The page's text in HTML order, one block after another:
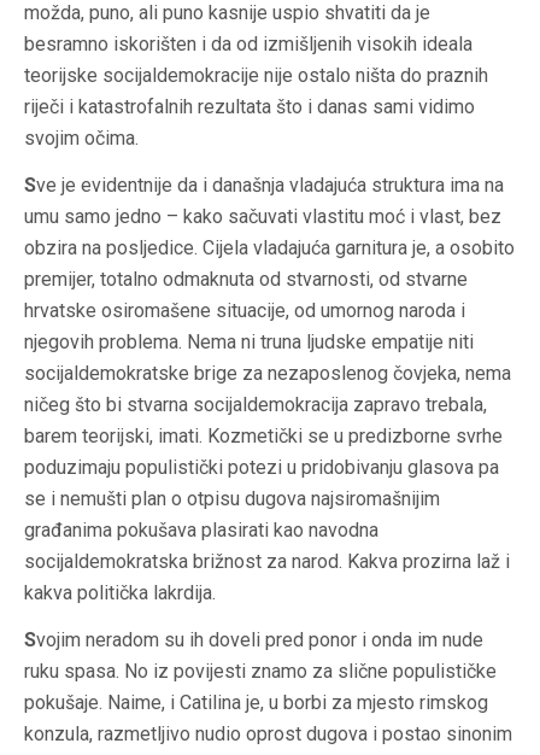
možda, puno, ali puno kasnije uspio shvatiti da je
besramno iskorišten i da od izmišljenih visokih ideala
teorijske socijaldemokracije nije ostalo ništa do praznih
riječi i katastrofalnih rezultata što i danas sami vidimo
svojim očima.
Sve je evidentnije da i današnja vladajuća struktura ima na
umu samo jedno – kako sačuvati vlastitu moć i vlast, bez
obzira na posljedice. Cijela vladajuća garnitura je, a osobito
premijer, totalno odmaknuta od stvarnosti, od stvarne
hrvatske osiromašene situacije, od umornog naroda i
njegovih problema. Nema ni truna ljudske empatije niti
socijaldemokratske brige za nezaposlenog čovjeka, nema
ničeg što bi stvarna socijaldemokracija zapravo trebala,
barem teorijski, imati. Kozmetički se u predizborne svrhe
poduzimaju populistički potezi u pridobivanju glasova pa
se i nemušti plan o otpisu dugova najsiromašnijim
građanima pokušava plasirati kao navodna
socijaldemokratska brižnost za narod. Kakva prozirna laž i
kakva politička lakrdija.
Svojim neradom su ih doveli pred ponor i onda im nude
ruku spasa. No iz povijesti znamo za slične populističke
pokušaje. Naime, i Catilina je, u borbi za mjesto rimskog
konzula, razmetljivo nudio oprost dugova i postao sinonim